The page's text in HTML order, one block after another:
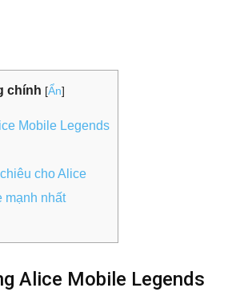
chính [Ẩn]
Mobile Legends
cho Alice
mạnh nhất
Alice Mobile Legends